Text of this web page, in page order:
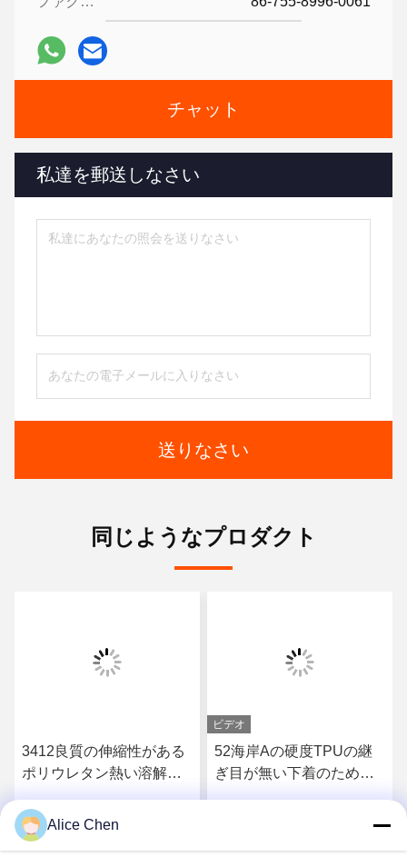
チャット
私達を郵送しなさい
送りなさい
同じようなプロダクト
3412良質の伸縮性がある
ポリウレタン熱い溶解の
ビデオ
52海岸Aの硬度TPUの継
ぎ目が無い下着のための
Alice Chen